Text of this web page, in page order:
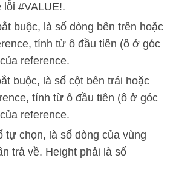
lỗi #VALUE!.
buộc, là số dòng bên trên hoặc
tính từ ô đầu tiên (ô ở góc
reference.
buộc, là số cột bên trái hoặc
tính từ ô đầu tiên (ô ở góc
reference.
tự chọn, là số dòng của vùng
trả về. Height phải là số